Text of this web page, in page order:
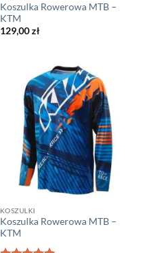
Koszulka Rowerowa MTB –
KTM
129,00zł
KOSZULKI
Koszulka Rowerowa MTB –
KTM